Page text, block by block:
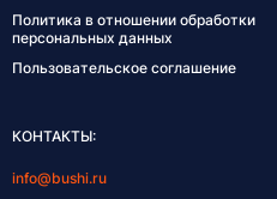
Политика в отношении обработки
персональных данных
Пользовательское соглашение
КОНТАКТЫ:
info@bushi.ru